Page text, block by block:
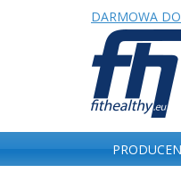
DARMOWA